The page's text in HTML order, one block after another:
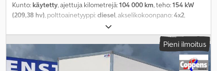
Kunto: käytetty, ajettuja kilometrejä:104 000 km, teho:154 kW
(209,38 hv), polttoainetyyppi:diesel, akselikokoonpano:4x2,
diesel
vaihteistotyyppi:mekaaninen, vaihteiden määrä:6, päästöluokka:
Euro 6, kuormatilan pituus:5 700 mm, lastitilan leveys:2 490 mm,
kuormatilan korkeus:2 470 mm, Valmistusvuosi:
, Varusteet:
ABS, ilmastointi, keskuslukitus, perävaunukytkin, sähköinen
Pieni ilmoitus